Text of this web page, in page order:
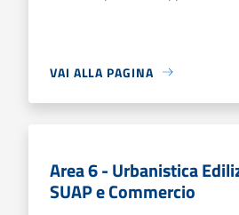
VAI ALLA PAGINA
Area 6 - Urbanistica
SUAP e Commercio